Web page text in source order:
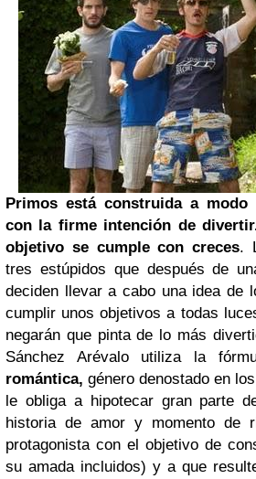
Primos está construida a modo
con la firme intención de
objetivo se cumple con creces.
tres estúpidos que después de
deciden llevar a cabo una idea de
cumplir unos objetivos a todas
negarán que pinta de lo más
Sánchez Arévalo utiliza la
romántica, género denostado en
le obliga a hipotecar gran parte
historia de amor y momento de
protagonista con el objetivo de
su amada incluidos) y a que